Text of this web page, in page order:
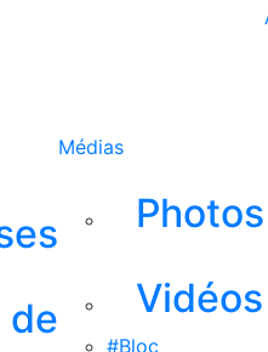
de
Médias
Photos
Vidéos
#Bloc